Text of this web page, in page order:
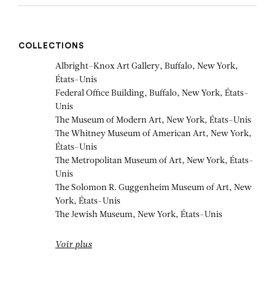
COLLECTIONS
Albright-Knox Art Gallery, Buffalo, New York,
États-Unis
Federal Office Building, Buffalo, New York, États-
Unis
The Museum of Modern Art, New York, États-Unis
The Whitney Museum of American Art, New York,
États-Unis
The Metropolitan Museum of Art, New York, États-
Unis
The Solomon R. Guggenheim Museum of Art, New
York, États-Unis
The Jewish Museum, New York, États-Unis
Voir plus